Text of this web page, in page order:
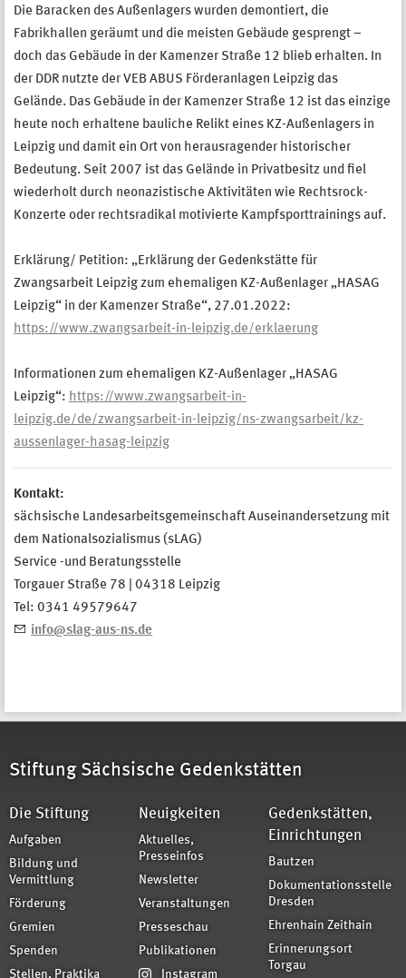
Die Baracken des Außenlagers wurden demontiert, die
Fabrikhallen geräumt und die meisten Gebäude gesprengt –
doch das Gebäude in der Kamenzer Straße 12 blieb erhalten. In
der DDR nutzte der VEB ABUS Förderanlagen Leipzig das
Gelände. Das Gebäude in der Kamenzer Straße 12 ist das einzige
heute noch erhaltene bauliche Relikt eines KZ-Außenlagers in
Leipzig und damit ein Ort von herausragender historischer
Bedeutung. Seit 2007 ist das Gelände in Privatbesitz und fiel
wiederholt durch neonazistische Aktivitäten wie Rechtsrock-
Konzerte oder rechtsradikal motivierte Kampfsporttrainings auf.
Erklärung/ Petition: „Erklärung der Gedenkstätte für
Zwangsarbeit Leipzig zum ehemaligen KZ-Außenlager „HASAG
Leipzig“ in der Kamenzer Straße“, 27.01.2022:
https://www.zwangsarbeit-in-leipzig.de/erklaerung
Informationen zum ehemaligen KZ-Außenlager „HASAG
Leipzig“: https://www.zwangsarbeit-in-
leipzig.de/de/zwangsarbeit-in-leipzig/ns-zwangsarbeit/kz-
aussenlager-hasag-leipzig
Kontakt:
sächsische Landesarbeitsgemeinschaft Auseinandersetzung mit
dem Nationalsozialismus (sLAG)
Service -und Beratungsstelle
Torgauer Straße 78 | 04318 Leipzig
Tel: 0341 49579647
​info@slag-aus-ns.de
Stiftung Sächsische Gedenkstätten
Die Stiftung
Aufgaben
Bildung und
Vermittlung
Förderung
Gremien
Spenden
Stellen, Praktika
Neuigkeiten
Aktuelles,
Presseinfos
Newsletter
Veranstaltungen
Presseschau
Publikationen
Instagram
Gedenkstätten,
Einrichtungen
Bautzen
Dokumentationsstelle
Dresden
Ehrenhain Zeithain
Erinnerungsort
Torgau